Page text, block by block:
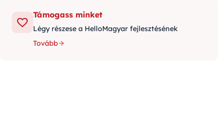
Támogass minket
Légy részese a HelloMagyar fejlesztésének
Tovább